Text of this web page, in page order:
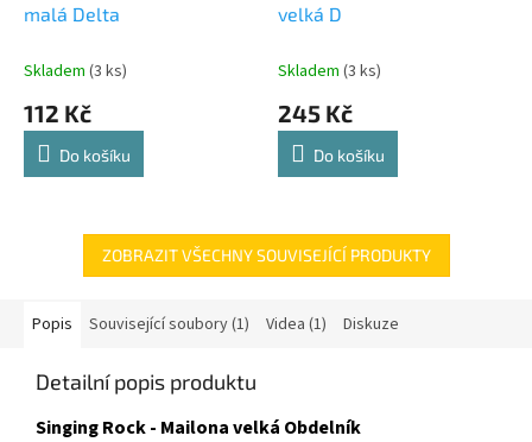
malá Delta
Skladem (3 ks)
112 Kč
Do košíku
velká D
Skladem (3 ks)
245 Kč
Do košíku
ZOBRAZIT VŠECHNY SOUVISEJÍCÍ PRODUKTY
Popis Související soubory (1) Videa (1) Diskuze
Detailní popis produktu
Singing Rock - Mailona velká Obdelník